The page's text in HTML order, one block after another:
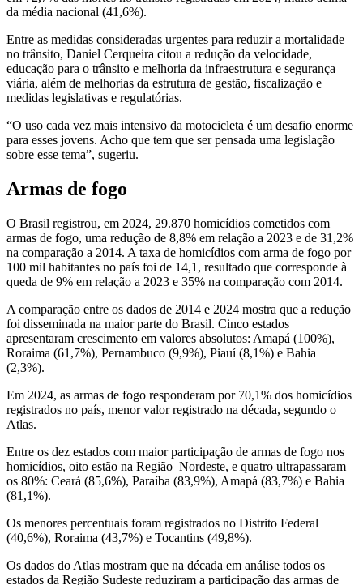
da média nacional (41,6%).
Entre as medidas consideradas urgentes para reduzir a mortalidade
no trânsito, Daniel Cerqueira citou a redução da velocidade,
educação para o trânsito e melhoria da infraestrutura e segurança
viária, além de melhorias da estrutura de gestão, fiscalização e
medidas legislativas e regulatórias.
“O uso cada vez mais intensivo da motocicleta é um desafio enorme
para esses jovens. Acho que tem que ser pensada uma legislação
sobre esse tema”, sugeriu.
Armas de fogo
O Brasil registrou, em 2024, 29.870 homicídios cometidos com
armas de fogo, uma redução de 8,8% em relação a 2023 e de 31,2%
na comparação a 2014. A taxa de homicídios com arma de fogo por
100 mil habitantes no país foi de 14,1, resultado que corresponde à
queda de 9% em relação a 2023 e 35% na comparação com 2014.
A comparação entre os dados de 2014 e 2024 mostra que a redução
foi disseminada na maior parte do Brasil. Cinco estados
apresentaram crescimento em valores absolutos: Amapá (100%),
Roraima (61,7%), Pernambuco (9,9%), Piauí (8,1%) e Bahia
(2,3%).
Em 2024, as armas de fogo responderam por 70,1% dos homicídios
registrados no país, menor valor registrado na década, segundo o
Atlas.
Entre os dez estados com maior participação de armas de fogo nos
homicídios, oito estão na Região Nordeste, e quatro ultrapassaram
os 80%: Ceará (85,6%), Paraíba (83,9%), Amapá (83,7%) e Bahia
(81,1%).
Os menores percentuais foram registrados no Distrito Federal
(40,6%), Roraima (43,7%) e Tocantins (49,8%).
Os dados do Atlas mostram que na década em análise todos os
estados da Região Sudeste reduziram a participação das armas de